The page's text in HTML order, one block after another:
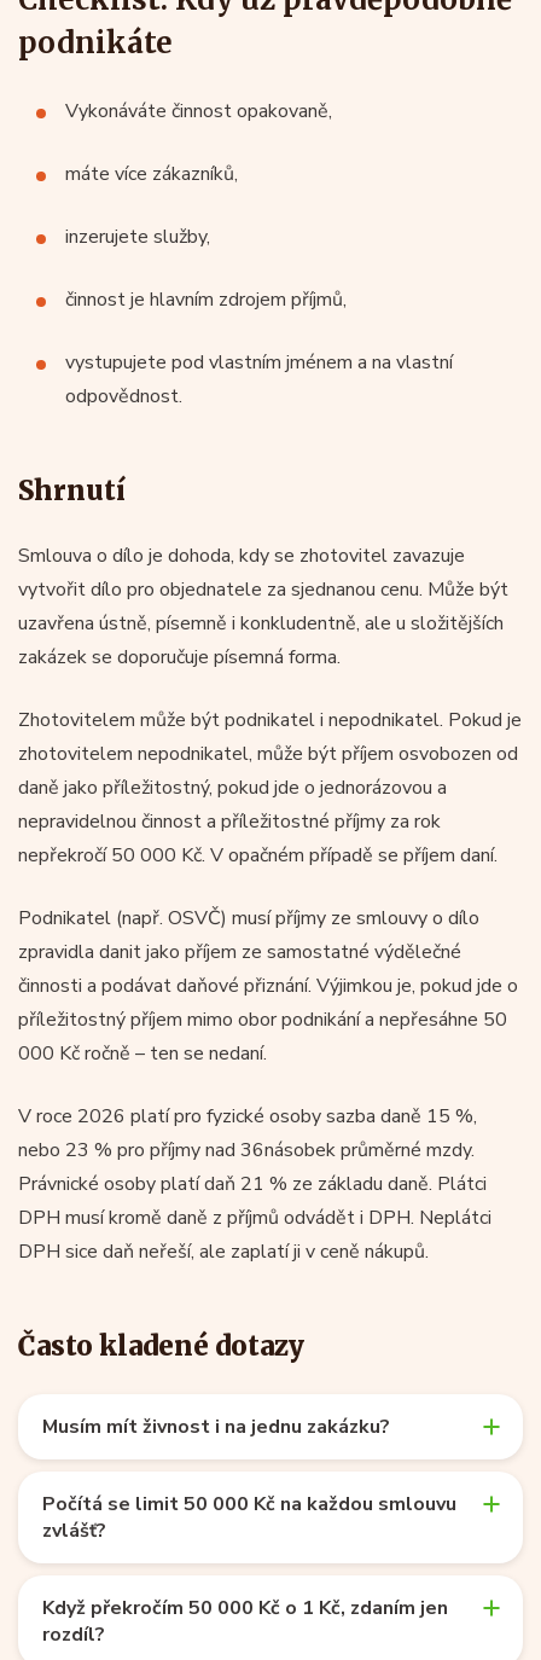
podnikáte
Vykonáváte činnost opakovaně,
máte více zákazníků,
inzerujete služby,
činnost je hlavním zdrojem příjmů,
vystupujete pod vlastním jménem a na vlastní
odpovědnost.
Shrnutí
Smlouva o dílo je dohoda, kdy se zhotovitel zavazuje
vytvořit dílo pro objednatele za sjednanou cenu. Může být
uzavřena ústně, písemně i konkludentně, ale u složitějších
zakázek se doporučuje písemná forma.
Zhotovitelem může být podnikatel i nepodnikatel. Pokud je
zhotovitelem nepodnikatel, může být příjem osvobozen od
daně jako příležitostný, pokud jde o jednorázovou a
nepravidelnou činnost a příležitostné příjmy za rok
nepřekročí 50 000 Kč. V opačném případě se příjem daní.
Podnikatel (např. OSVČ) musí příjmy ze smlouvy o dílo
zpravidla danit jako příjem ze samostatné výdělečné
činnosti a podávat daňové přiznání. Výjimkou je, pokud jde o
příležitostný příjem mimo obor podnikání a nepřesáhne 50
000 Kč ročně – ten se nedaní.
V roce 2026 platí pro fyzické osoby sazba daně 15 %,
nebo 23 % pro příjmy nad 36násobek průměrné mzdy.
Právnické osoby platí daň 21 % ze základu daně. Plátci
DPH musí kromě daně z příjmů odvádět i DPH. Neplátci
DPH sice daň neřeší, ale zaplatí ji v ceně nákupů.
Často kladené dotazy
Musím mít živnost i na jednu zakázku?
Počítá se limit 50 000 Kč na každou smlouvu
zvlášť?
Když překročím 50 000 Kč o 1 Kč, zdaním jen
rozdíl?